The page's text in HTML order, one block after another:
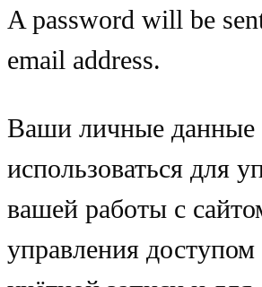
A password will be
email address.
Ваши личные данные
использоваться для
вашей работы с
управления